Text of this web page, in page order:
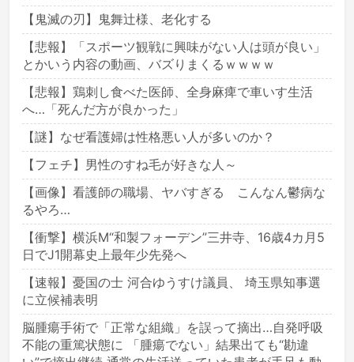
【鬼滅の刃】鬼舞辻様、老化する
【悲報】「スポーツ観戦に興味がない人は頭が良い」
とかいう内容の動画、バズりまくるｗｗｗｗ
【悲報】鶏刺し食べた医師、全身麻痺で車いす生活
へ…「死んだ方が良かった」
【謎】なぜ看護婦は性格悪い人が多いのか？
【フェチ】男性のすね毛が好きな人～
【画像】看護師の職場、ヤバすぎる こんなん鬱病な
るやろ…
【衝撃】横浜M“和製フォーデン”三井寺、16歳4カ月5
日でJ1開幕史上最年少先発へ
【速報】憂国の士 河合ゆうすけ議員、 埼玉県知事選
に立候補表明
脳腫瘍手術で「正常な組織」を誤って摘出…自発呼吸
不能の重篤状態に 「腫瘍でない」結果出ても“勘違